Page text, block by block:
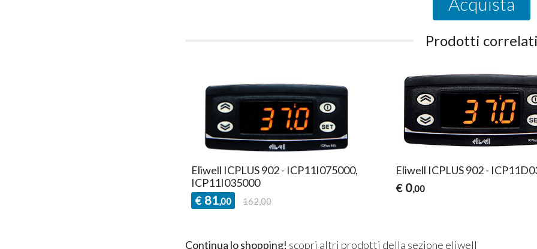
Prodotti
Eliwell ICPLUS 902 - ICP11I075000,
ICP11I035000
€ 81,00 162,00
Eliwell ICPLUS 902 -
€ 0,00
Continua lo shopping! scopri altri prodotti della sezione eliwell